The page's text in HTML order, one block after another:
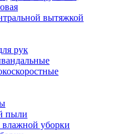
вытяжкой
рук
пыли
уборки